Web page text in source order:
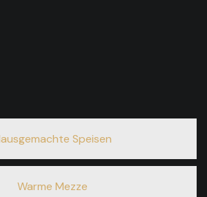
Speisen
Warme Mezze